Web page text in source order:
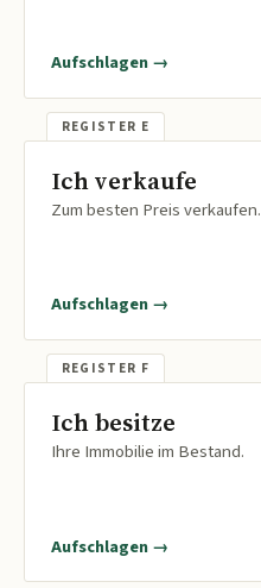
Aufschlagen →
Ich verkaufe
Zum besten Preis verkaufen.
Aufschlagen →
Ich besitze
Ihre Immobilie im Bestand.
Aufschlagen →